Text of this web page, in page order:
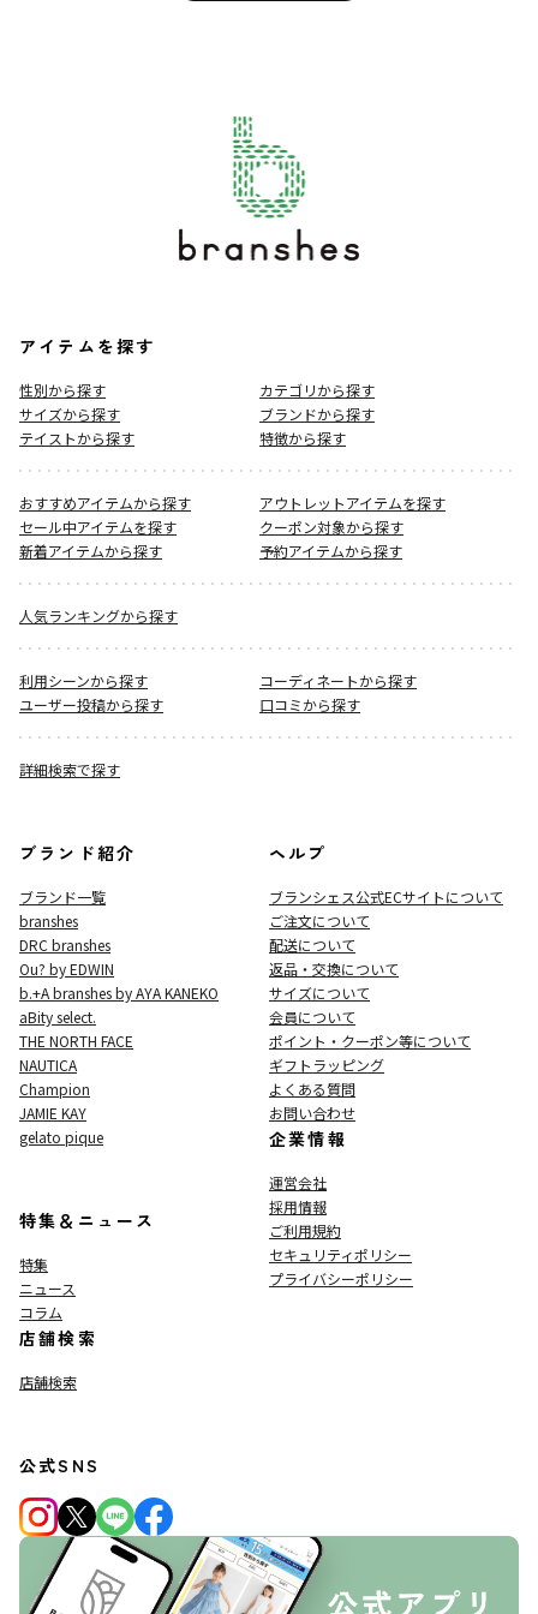
アイテムを探す
性別から探す
カテゴリから探す
サイズから探す
ブランドから探す
テイストから探す
特徴から探す
おすすめアイテムから探す
アウトレットアイテムを探す
セール中アイテムを探す
クーポン対象から探す
新着アイテムから探す
予約アイテムから探す
人気ランキングから探す
利用シーンから探す
コーディネートから探す
ユーザー投稿から探す
口コミから探す
詳細検索で探す
ブランド紹介
ブランド一覧
branshes
DRC branshes
Ou? by EDWIN
b.+A branshes by AYA KANEKO
aBity select.
THE NORTH FACE
NAUTICA
Champion
JAMIE KAY
gelato pique
特集＆ニュース
特集
ニュース
コラム
店舗検索
店舗検索
ヘルプ
ブランシェス公式ECサイトについて
ご注文について
配送について
返品・交換について
サイズについて
会員について
ポイント・クーポン等について
ギフトラッピング
よくある質問
お問い合わせ
企業情報
運営会社
採用情報
ご利用規約
セキュリティポリシー
プライバシーポリシー
公式SNS